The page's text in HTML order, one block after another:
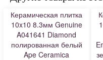
Керамическая плитка
10x10 8.3мм Genuine
A041641 Diamond
полированная белый
Ape Ceramica